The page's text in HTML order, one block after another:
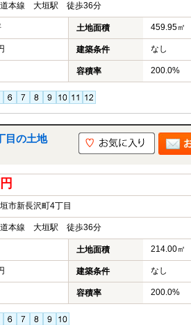
道本線 大垣駅 徒歩36分
土地面積 459.95㎡
建築条件 なし
容積率 200.0%
目の土地
市新長沢町4丁目
道本線 大垣駅 徒歩36分
土地面積 214.00㎡
建築条件 なし
容積率 200.0%